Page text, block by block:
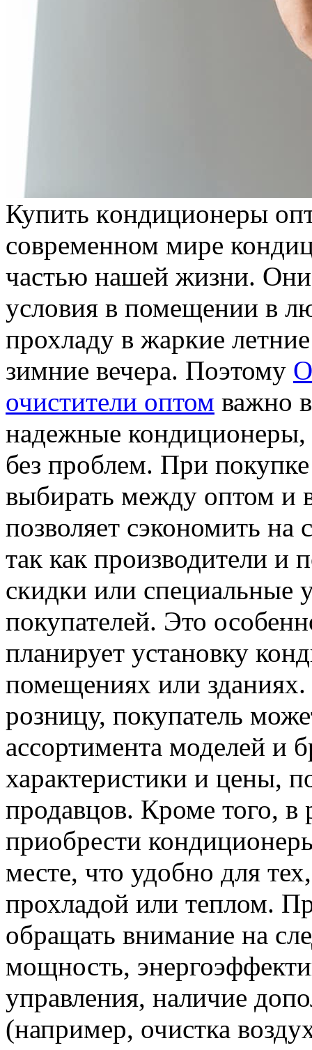
Купить кoндициoнeры
современном мире
частью нашей жизни.
условия в помещении в
прохладу в жаркие
зимние вечера. Поэтому
очистители оптом важно
надежные кондиционеры,
без проблем. При
выбирать между оптом и
позволяет сэкономить на
так как производители и
скидки или специальные
покупателей. Это
планирует установку
помещениях или
розницу, покупатель
ассортимента моделей и
характеристики и цены,
продавцов. Кроме того,
приобрести
месте, что удобно для
прохладой или теплом.
обращать внимание на
мощность,
управления, наличие
(например, очистка